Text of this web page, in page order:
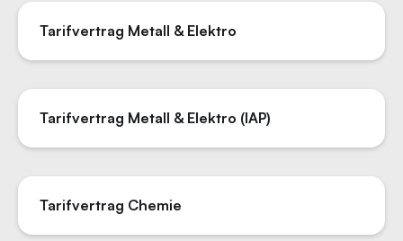
Tarifvertrag Metall & Elektro
Tarifvertrag Metall & Elektro (IAP)
Tarifvertrag Chemie